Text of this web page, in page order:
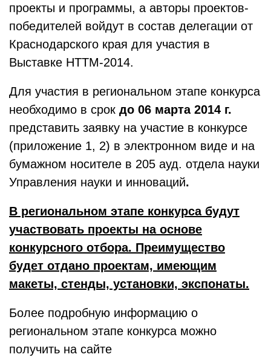
проекты и программы, а авторы проектов-
победителей войдут в состав делегации от
Краснодарского края для участия в
Выставке НТТМ-2014.
Для участия в региональном этапе конкурса
необходимо в срок до 06 марта 2014 г.
представить заявку на участие в конкурсе
(приложение 1, 2) в электронном виде и на
бумажном носителе в 205 ауд. отдела науки
Управления науки и инноваций.
В региональном этапе конкурса будут
участвовать проекты на основе
конкурсного отбора. Преимущество
будет отдано проектам, имеющим
макеты, стенды, установки, экспонаты.
Более подробную информацию о
региональном этапе конкурса можно
получить на сайте